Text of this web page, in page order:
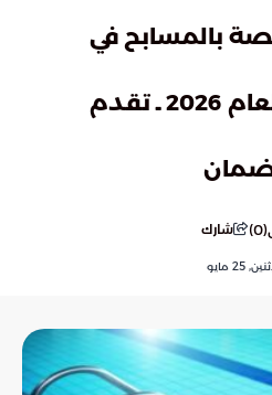
بالمسابح في
المنطقة الشرقية لعام 2026 ـ تقدم
ضمان
(
0
) شارك
25 مايو